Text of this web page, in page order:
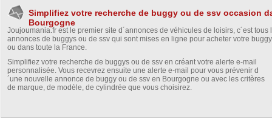
Simplifiez votre recherche de buggy ou de ssv occasion
Bourgogne
Joujoumania.fr est le premier site d´annonces de véhicules de loisirs, c´est
annonces de buggys ou de ssv qui sont mises en ligne pour acheter votre
ou dans toute la France.
Simplifiez votre recherche de buggys ou de ssv en créant votre alerte e-mail
personnalisée. Vous recevrez ensuite une alerte e-mail pour vous prévenir d
´une nouvelle annonce de buggy ou de ssv en Bourgogne ou avec les critères
de marque, de modèle, de cylindrée que vous choisirez.